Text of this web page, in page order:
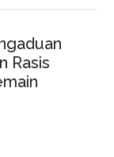
Rasis